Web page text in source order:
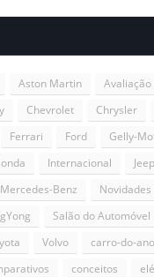
Aston Martin Avaliação
Chevrolet Chrysler
Ferrari Ford
Gelly-
Internacional
Jeep
Mercedes-Benz Novidades
Salão do Automóvel
Volvo
carro-do-ano
conceitos